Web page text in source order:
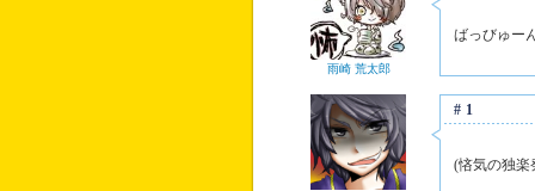
雨崎 荒太郎
ばっびゅー
#1
(悋気の独楽